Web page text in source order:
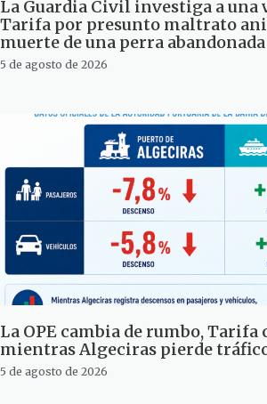
La Guardia Civil investiga a una
Tarifa por presunto maltrato
muerte de una perra abandonada
5 de agosto de 2026
La OPE cambia de rumbo, Tarifa
mientras Algeciras pierde
5 de agosto de 2026